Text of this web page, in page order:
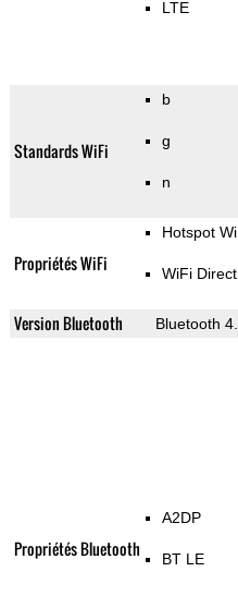
LTE
Standards WiFi
b
g
n
Propriétés WiFi
Hotspot
WiFi Direct
Version Bluetooth Bluetooth
Propriétés Bluetooth
A2DP
BT LE